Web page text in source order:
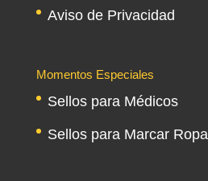
Aviso de Privacidad
Momentos Especiales
Sellos para Médicos
Sellos para Marcar Ropa